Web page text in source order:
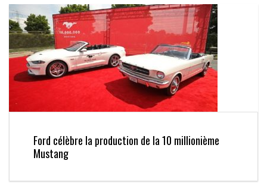
Ford célèbre la production de la 10 millionième
Mustang